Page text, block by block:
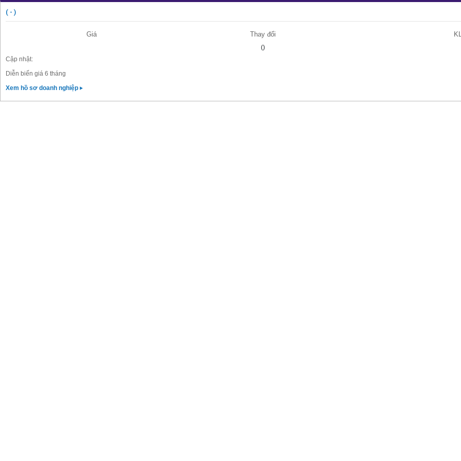
( - )
Giá Thay đổi
()
Cập nhật:
Diễn biến giá 6 tháng
Xem hồ sơ doanh nghiệp